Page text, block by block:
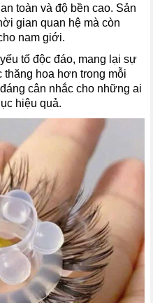
toàn và độ bền cao. Sản
gian quan hệ mà còn
nam giới.
tố độc đáo, mang lại sự
thăng hoa hơn trong mỗi
cân nhắc cho những ai
hiệu quả.